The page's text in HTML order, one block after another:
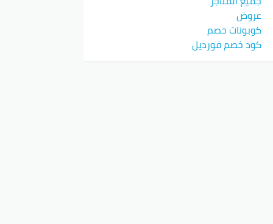
تُنشر الأكواد بشكل متكرر.
السوق المحلية، مما يجعل
إلى
حيث تُعلن عن أحدث الأكواد والعروض.
عروض
كوبونات خصم
كود خصم فورديل